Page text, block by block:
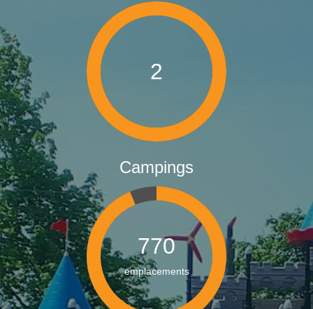
2
Campings
825
emplacements